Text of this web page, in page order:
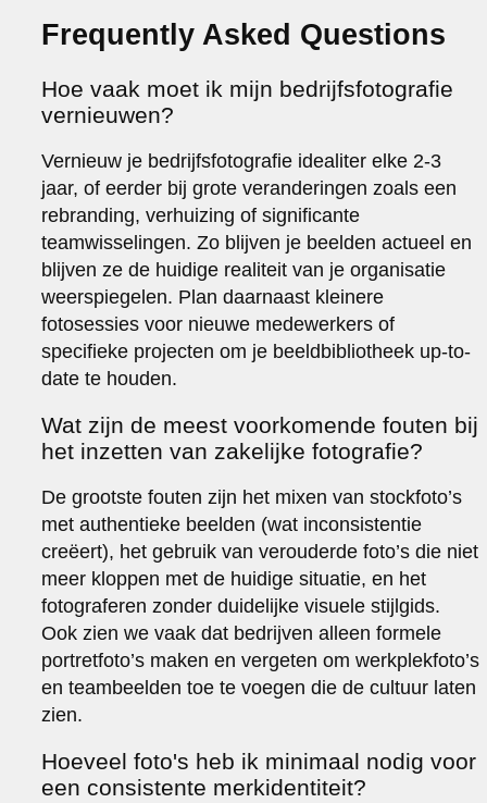
Frequently Asked Questions
Hoe vaak moet ik mijn bedrijfsfotografie
vernieuwen?
Vernieuw je bedrijfsfotografie idealiter elke 2-3
jaar, of eerder bij grote veranderingen zoals een
rebranding, verhuizing of significante
teamwisselingen. Zo blijven je beelden actueel en
blijven ze de huidige realiteit van je organisatie
weerspiegelen. Plan daarnaast kleinere
fotosessies voor nieuwe medewerkers of
specifieke projecten om je beeldbibliotheek up-to-
date te houden.
Wat zijn de meest voorkomende fouten bij
het inzetten van zakelijke fotografie?
De grootste fouten zijn het mixen van stockfoto’s
met authentieke beelden (wat inconsistentie
creëert), het gebruik van verouderde foto’s die niet
meer kloppen met de huidige situatie, en het
fotograferen zonder duidelijke visuele stijlgids.
Ook zien we vaak dat bedrijven alleen formele
portretfoto’s maken en vergeten om werkplekfoto’s
en teambeelden toe te voegen die de cultuur laten
zien.
Hoeveel foto's heb ik minimaal nodig voor
een consistente merkidentiteit?